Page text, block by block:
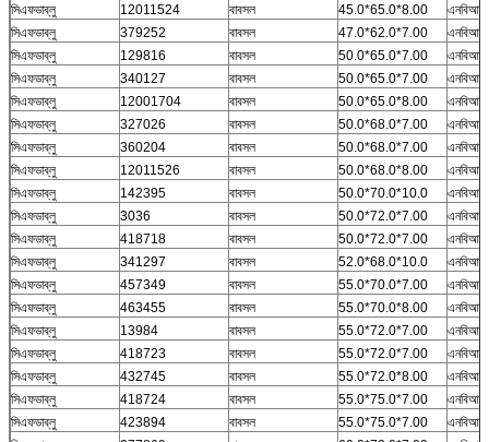
সিএফডাব্লু
12011524 বাবসল 45.0*65.0*8.00
এনবিআর
সিএফডাব্লু
379252 বাবসল 47.0*62.0*7.00
এনবিআর
সিএফডাব্লু
129816 বাবসল 50.0*65.0*7.00
এনবিআর
সিএফডাব্লু
340127 বাবসল 50.0*65.0*7.00
এনবিআর
সিএফডাব্লু
12001704 বাবসল 50.0*65.0*8.00
এনবিআর
সিএফডাব্লু
327026 বাবসল 50.0*68.0*7.00
এনবিআর
সিএফডাব্লু
360204 বাবসল 50.0*68.0*7.00
এনবিআর
সিএফডাব্লু
12011526 বাবসল 50.0*68.0*8.00
এনবিআর
সিএফডাব্লু
142395 বাবসল 50.0*70.0*10.0
এনবিআর
সিএফডাব্লু
3036 বাবসল 50.0*72.0*7.00
এনবিআর
সিএফডাব্লু
418718 বাবসল 50.0*72.0*7.00
এনবিআর
সিএফডাব্লু
341297 বাবসল 52.0*68.0*10.0
এনবিআর
সিএফডাব্লু
457349 বাবসল 55.0*70.0*7.00
এনবিআর
সিএফডাব্লু
463455 বাবসল 55.0*70.0*8.00
এনবিআর
সিএফডাব্লু
13984 বাবসল 55.0*72.0*7.00
এনবিআর
সিএফডাব্লু
418723 বাবসল 55.0*72.0*7.00
এনবিআর
সিএফডাব্লু
432745 বাবসল 55.0*72.0*8.00
এনবিআর
সিএফডাব্লু
418724 বাবসল 55.0*75.0*7.00
এনবিআর
সিএফডাব্লু
423894 বাবসল 55.0*75.0*7.00
এনবিআর